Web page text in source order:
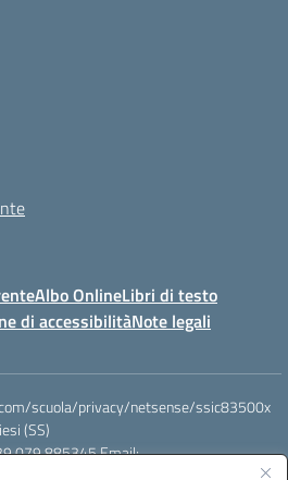
Albo OnlineLibri di testo
di accessibilitàNote legali
scuola/privacy/netsense/ssic83500x
(SS)
079 885345 Email: